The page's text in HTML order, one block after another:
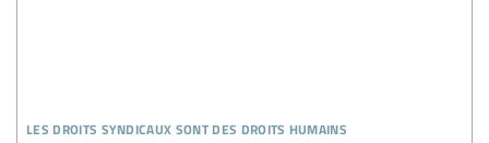
les droits syndicaux sont des droits humains